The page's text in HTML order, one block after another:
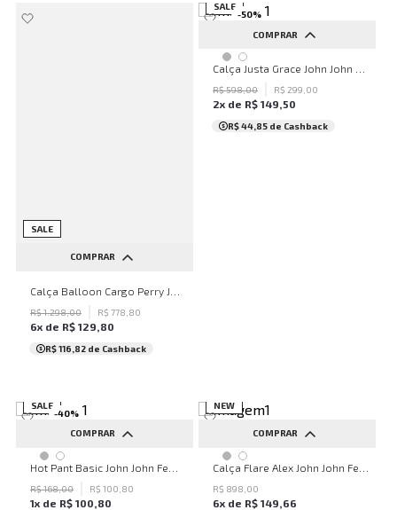
SALE
COMPRAR
34 36 38 40
42
44
46 48 50
...
R$1.298,00 R$ 778 80
6x de R$ 129,80
R$ 116,82 de Cashback
SALE
-50%
COMPRAR
PP P M G GG
R$598,00 R$ 299 00
2x de R$ 149,50
R$ 44,85 de Cashback
SALE
-40%
COMPRAR
PP P M G
R$168,00 R$ 100 80
1x de R$ 100,80
NEW
COMPRAR
34 36 38 40
42
44
R$ 898 00
6x de R$ 149,66